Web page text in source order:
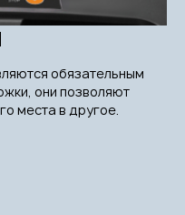
обязательным
они позволяют
места в другое.